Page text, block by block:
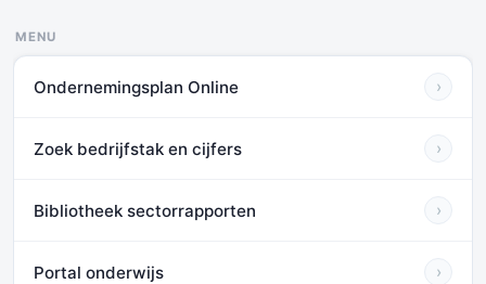
MENU
Ondernemingsplan Online ›
Zoek bedrijfstak en cijfers ›
Bibliotheek sectorrapporten ›
Portal onderwijs ›